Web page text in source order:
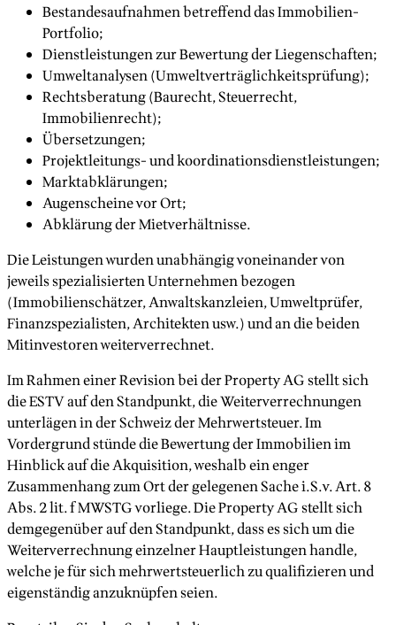
Bestandesaufnahmen betreffend das Immobilien-
Portfolio;
Dienstleistungen zur Bewertung der Liegenschaften;
Umweltanalysen (Umweltverträglichkeitsprüfung);
Rechtsberatung (Baurecht, Steuerrecht,
Immobilienrecht);
Übersetzungen;
Projektleitungs- und koordinationsdienstleistungen;
Marktabklärungen;
Augenscheine vor Ort;
Abklärung der Mietverhältnisse.
Die Leistungen wurden unabhängig voneinander von
jeweils spezialisierten Unternehmen bezogen
(Immobilienschätzer, Anwaltskanzleien, Umweltprüfer,
Finanzspezialisten, Architekten usw.) und an die beiden
Mitinvestoren weiterverrechnet.
Im Rahmen einer Revision bei der Property AG stellt sich
die ESTV auf den Standpunkt, die Weiterverrechnungen
unterlägen in der Schweiz der Mehrwertsteuer. Im
Vordergrund stünde die Bewertung der Immobilien im
Hinblick auf die Akquisition, weshalb ein enger
Zusammenhang zum Ort der gelegenen Sache i.S.v. Art. 8
Abs. 2 lit. f MWSTG vorliege. Die Property AG stellt sich
demgegenüber auf den Standpunkt, dass es sich um die
Weiterverrechnung einzelner Hauptleistungen handle,
welche je für sich mehrwertsteuerlich zu qualifizieren und
eigenständig anzuknüpfen seien.